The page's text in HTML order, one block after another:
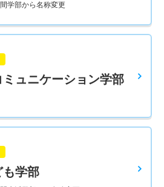
学部から名称変更
ミュニケーション学部
も学部